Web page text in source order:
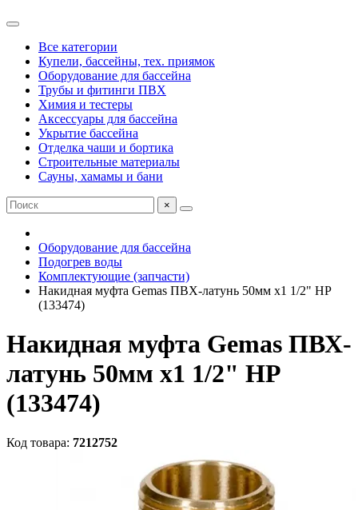
Все категории
Купели, бассейны, тех. приямок
Оборудование для бассейна
Трубы и фитинги ПВХ
Химия и тестеры
Аксессуары для бассейна
Укрытие бассейна
Отделка чаши и бортика
Строительные материалы
Сауны, хамамы и бани
×
Оборудование для бассейна
Подогрев воды
Комплектующие (запчасти)
Накидная муфта Gemas ПВХ-латунь 50мм х1 1/2" НР
(133474)
Накидная муфта Gemas ПВХ-
латунь 50мм х1 1/2" НР
(133474)
Код товара: 7212752